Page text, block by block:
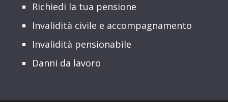
Richiedi la tua pensione
Invalidità civile e accompagnamento
Invalidità pensionabile
Danni da lavoro